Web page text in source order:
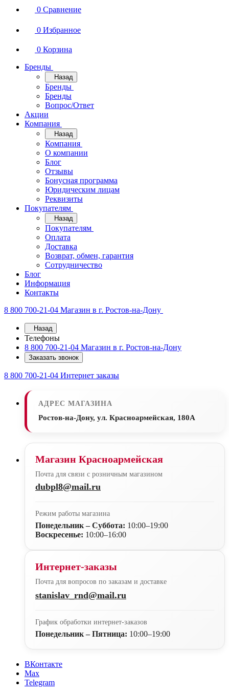
0 Сравнение
0 Избранное
0 Корзина
Бренды
Назад
Бренды
Бренды
Вопрос/Ответ
Акции
Компания
Назад
Компания
О компании
Блог
Отзывы
Бонусная программа
Юридическим лицам
Реквизиты
Покупателям
Назад
Покупателям
Оплата
Доставка
Возврат, обмен, гарантия
Сотрудничество
Блог
Информация
Контакты
8 800 700-21-04 Магазин в г. Ростов-на-Дону
Назад
Телефоны
8 800 700-21-04 Магазин в г. Ростов-на-Дону
Заказать звонок
8 800 700-21-04 Интернет заказы
АДРЕС МАГАЗИНА
Ростов-на-Дону, ул. Красноармейская, 180А
Магазин Красноармейская
Почта для связи с розничным магазином
dubpl8@mail.ru
Режим работы магазина
Понедельник – Суббота: 10:00–19:00
Воскресенье: 10:00–16:00
Интернет-заказы
Почта для вопросов по заказам и доставке
stanislav_rnd@mail.ru
График обработки интернет-заказов
Понедельник – Пятница: 10:00–19:00
ВКонтакте
Max
Telegram